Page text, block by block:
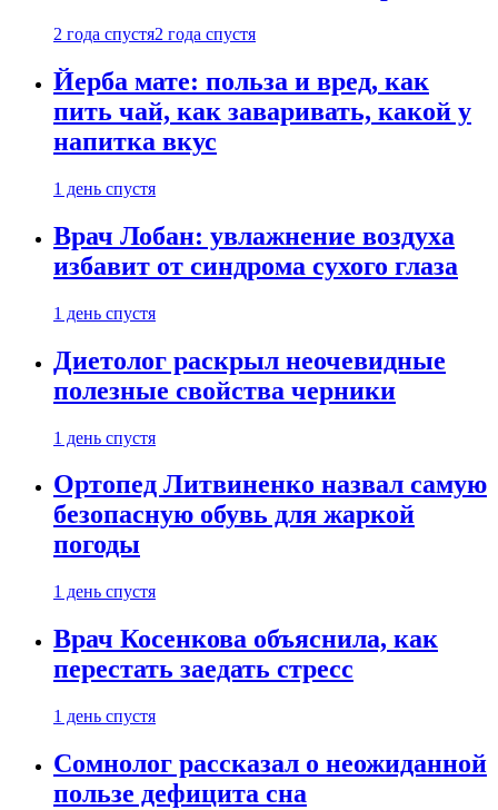
2 года спустя2 года спустя
Йерба мате: польза и вред, как
пить чай, как заваривать, какой у
напитка вкус
1 день спустя
Врач Лобан: увлажнение воздуха
избавит от синдрома сухого глаза
1 день спустя
Диетолог раскрыл неочевидные
полезные свойства черники
1 день спустя
Ортопед Литвиненко назвал самую
безопасную обувь для жаркой
погоды
1 день спустя
Врач Косенкова объяснила, как
перестать заедать стресс
1 день спустя
Сомнолог рассказал о неожиданной
пользе дефицита сна